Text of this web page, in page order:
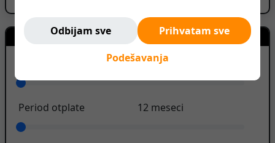
Odbijam sve
Prihvatam sve
Podešavanja
Kreditni kalkulator
0RSD
Period otplate 12 meseci